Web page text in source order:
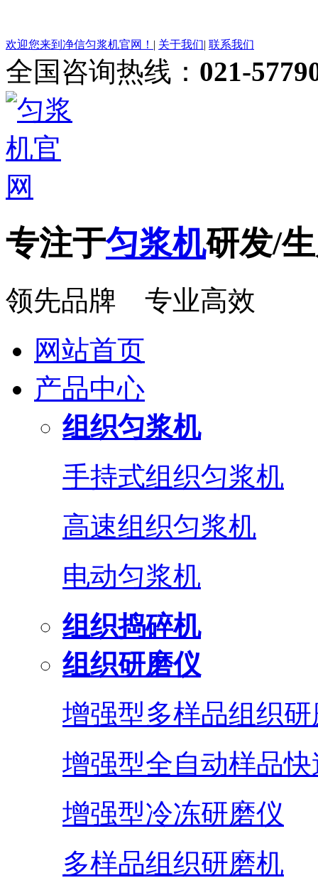
欢迎您来到净信匀浆机官网！ | 关于我们| 联系我们
全国咨询热线： 021-
专注于匀浆机研发/
领先品牌 专业高效
网站首页
产品中心
组织匀浆机
手持式组织匀浆机
高速组织匀浆机
电动匀浆机
组织捣碎机
组织研磨仪
增强型多样品组织
增强型全自动样品
增强型冷冻研磨仪
多样品组织研磨机